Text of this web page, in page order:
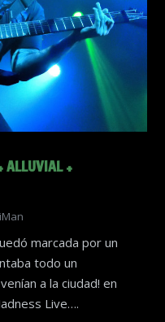
ALLUVIAL +
marcada por un
todo un
a la ciudad! en
Live….